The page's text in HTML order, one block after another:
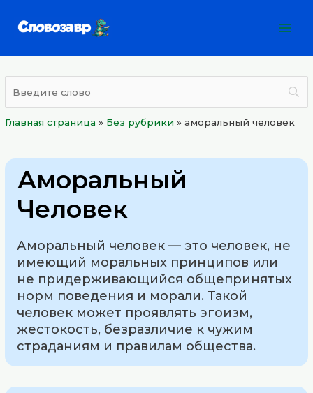
Главная страница » Без рубрики »аморальный человек
Аморальный
Человек
Аморальный человек — это человек, не
имеющий моральных принципов или
не придерживающийся общепринятых
норм поведения и морали. Такой
человек может проявлять эгоизм,
жестокость, безразличие к чужим
страданиям и правилам общества.